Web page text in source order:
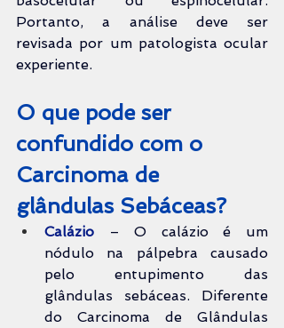
Portanto, a análise deve ser
revisada por um patologista ocular
experiente.
O que pode ser
confundido com o
Carcinoma de
glândulas Sebáceas?
Calázio – O calázio é um
nódulo na pálpebra causado
pelo entupimento das
glândulas sebáceas. Diferente
do Carcinoma de Glândulas